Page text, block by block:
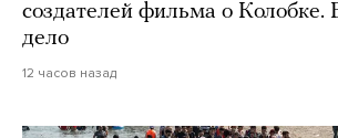
создателей фильма о Колобке.
дело
12 часов назад